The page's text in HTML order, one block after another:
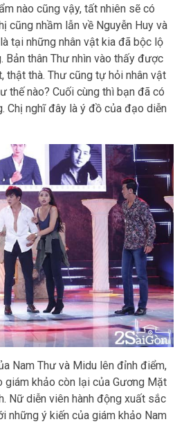
nào cũng vậy, tất nhiên sẽ có
cũng nhầm lẫn về Nguyễn Huy và
tại những nhân vật kia đã bộc lộ
Bản thân Thư nhìn vào thấy được
thật thà. Thư cũng tự hỏi nhân vật
thế nào? Cuối cùng thì bạn đã có
Chị nghĩ đây là ý đồ của đạo diễn
Nam Thư và Midu lên đỉnh điểm,
giám khảo còn lại của Gương Mặt
Nữ diễn viên hành động xuất sắc
những ý kiến của giám khảo Nam